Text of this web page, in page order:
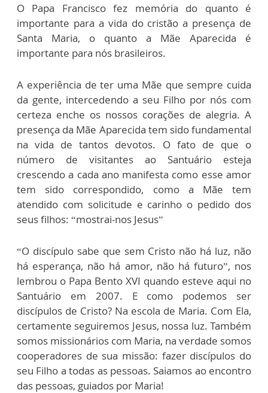
O Papa Francisco fez memória do quanto é
importante para a vida do cristão a presença de
Santa Maria, o quanto a Mãe Aparecida é
importante para nós brasileiros.
A experiência de ter uma Mãe que sempre cuida
da gente, intercedendo a seu Filho por nós com
certeza enche os nossos corações de alegria. A
presença da Mãe Aparecida tem sido fundamental
na vida de tantos devotos. O fato de que o
número de visitantes ao Santuário esteja
crescendo a cada ano manifesta como esse amor
tem sido correspondido, como a Mãe tem
atendido com solicitude e carinho o pedido dos
seus filhos: “mostrai-nos Jesus”
“O discípulo sabe que sem Cristo não há luz, não
há esperança, não há amor, não há futuro”, nos
lembrou o Papa Bento XVI quando esteve aqui no
Santuário em 2007. E como podemos ser
discípulos de Cristo? Na escola de Maria. Com Ela,
certamente seguiremos Jesus, nossa luz. Também
somos missionários com Maria, na verdade somos
cooperadores de sua missão: fazer discípulos do
seu Filho a todas as pessoas. Saiamos ao encontro
das pessoas, guiados por Maria!